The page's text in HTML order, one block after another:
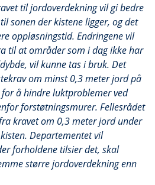
til jordoverdekning vil gi bedre
sonen der kistene ligger, og det
oppløsningstid. Endringene vil
til at områder som i dag ikke har
vil kunne tas i bruk. Det
om minst 0,3 meter jord på
for å hindre luktproblemer ved
forstøtningsmurer. Fellesrådet
kravet om 0,3 meter jord under
Departementet vil
forholdene tilsier det, skal
større jordoverdekning enn